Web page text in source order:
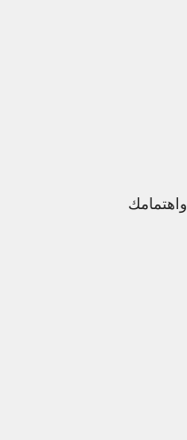
واهتمامك